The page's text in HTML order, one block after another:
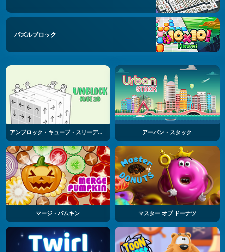
パズルブロック
アンブロック・キューブ・スリーディー アーバン・スタック
マージ・パムキン マスター オブ ドーナツ